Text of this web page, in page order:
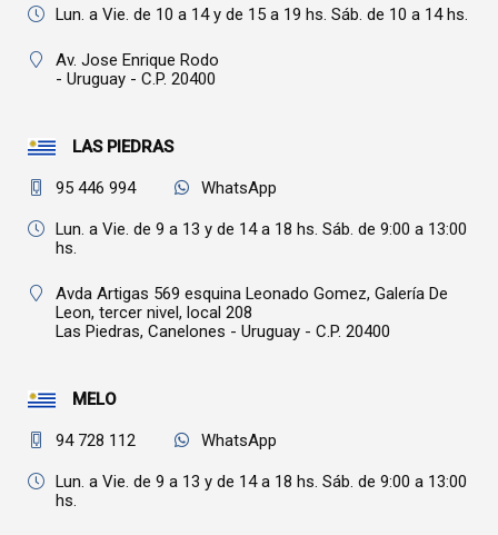
Lun. a Vie. de 10 a 14 y de 15 a 19 hs. Sáb. de 10 a 14 hs.
Av. Jose Enrique Rodo
- Uruguay - C.P. 20400
LAS PIEDRAS
95 446 994 WhatsApp
Lun. a Vie. de 9 a 13 y de 14 a 18 hs. Sáb. de 9:00 a 13:00
hs.
Avda Artigas 569 esquina Leonado Gomez, Galería De
Leon, tercer nivel, local 208
Las Piedras, Canelones - Uruguay - C.P. 20400
MELO
94 728 112 WhatsApp
Lun. a Vie. de 9 a 13 y de 14 a 18 hs. Sáb. de 9:00 a 13:00
hs.